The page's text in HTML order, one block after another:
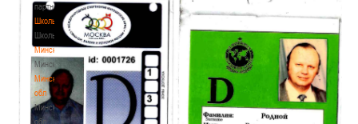
партнеры
Школы
Школы
Минск
Минск
Минская
обл
Минская
обл